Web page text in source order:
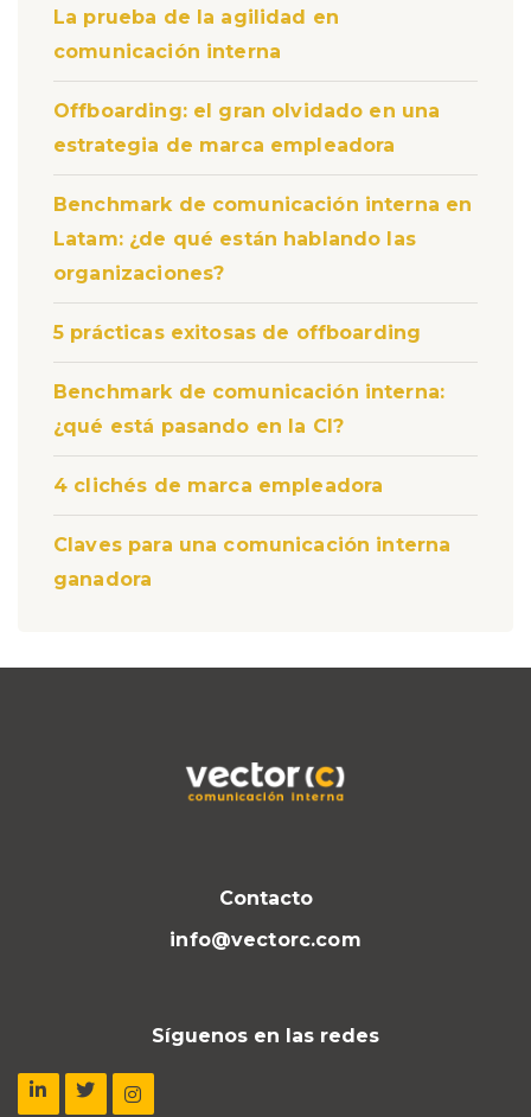
La prueba de la agilidad en
comunicación interna
Offboarding: el gran olvidado en una
estrategia de marca empleadora
Benchmark de comunicación interna en
Latam: ¿de qué están hablando las
organizaciones?
5 prácticas exitosas de offboarding
Benchmark de comunicación interna:
¿qué está pasando en la CI?
4 clichés de marca empleadora
Claves para una comunicación interna
ganadora
Contacto
info@vectorc.com
Síguenos en las redes